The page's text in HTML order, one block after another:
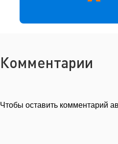
Комментарии
Чтобы оставить комментарий